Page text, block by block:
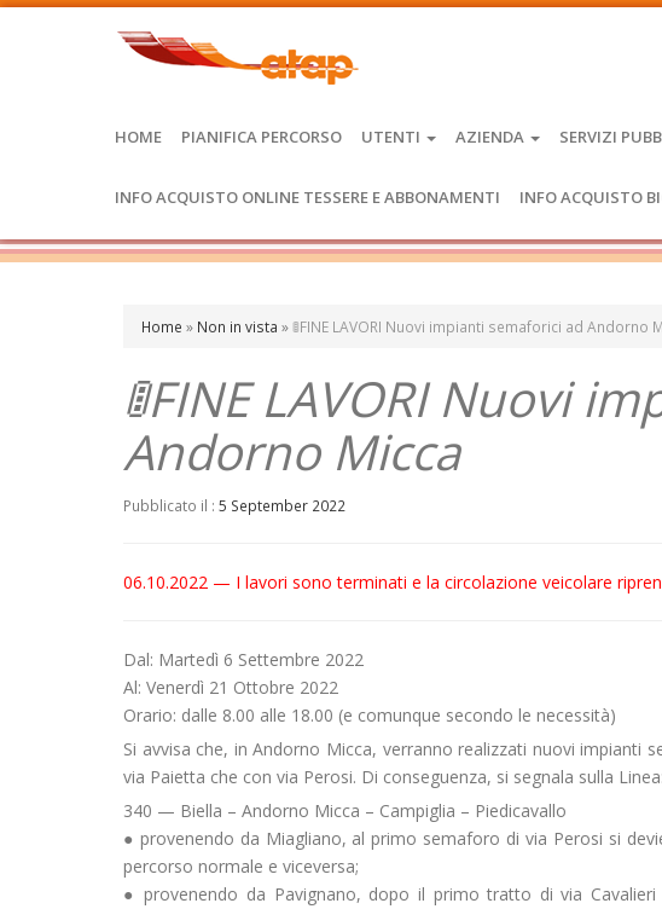
HOME PIANIFICA PERCORSO UTENTI AZIENDA SERVIZI
INFO ACQUISTO ONLINE TESSERE E ABBONAMENTI INFO ACQUISTO
Home » Non in vista »🚦FINE LAVORI Nuovi impianti semaforici ad Andorno
🚦FINE LAVORI Nuovi
Andorno Micca
Pubblicato il : 5 September 2022
06.10.2022 — I lavori sono terminati e la circolazione veicolare
Dal: Martedì 6 Settembre 2022
Al: Venerdì 21 Ottobre 2022
Orario: dalle 8.00 alle 18.00 (e comunque secondo le necessità)
Si avvisa che, in Andorno Micca, verranno realizzati nuovi impianti
via Paietta che con via Perosi. Di conseguenza, si segnala sulla Linea:
340 — Biella – Andorno Micca – Campiglia – Piedicavallo
● provenendo da Miagliano, al primo semaforo di via Perosi si
percorso normale e viceversa;
● provenendo da Pavignano, dopo il primo tratto di via